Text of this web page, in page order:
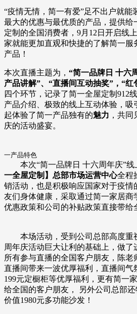
“疫情无情，简一有爱”足不出户就能
最大的优惠与最优质的产品，提供给
定制的全国消费者，9月12日开启线
家就能更加直观和快捷的了解简一服
产品！
本次直播主题为， “简一品牌日 十六
产品讲解”、“直播间互动抽奖”，“红
四个环节，记录了简一全屋定制912
产品介绍、极致的线上互动体验，吸
起体验了简一产品独有的魅力 ，共
庆的活动盛宴。
赵老师为大
一产品特色
本次“简一品牌日 十六周年庆”线
一全屋定制】总部市场运营中心全程
销活动，也是积极响应国家对于疫情
友们身体健康，采取通过简一家居商
优惠政策和公司的补贴政策直接带给
直播画
本场活动，受到公司总部高度重
周年庆活动巨大让利的基础上，做
所有参与直播的全国客户朋友，陈老
直播间带来一波优厚福利，直播间气
199元定橱柜等优厚福利，更有简一
给全国的客户朋友， 另外公司总部
价值1980元多功能沙发！